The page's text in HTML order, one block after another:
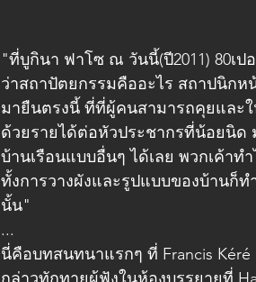
"ที่บูกินา ฟาโซ ณ วันนี้(ปี2011) 80เ
ว่าสถาปัตยกรรมคืออะไร สถาปนิก
มายืนตรงนี้ ที่ที่ผู้คนสามารถคุยและ
ด้วยรายได้ต่อหัวประชากรที่น้อยนิด
บ้านเรือนแบบอื่นๆ ได้เลย พวกเค้าท
ทั้งการวางผังและรูปแบบของบ้านก็
นั้น"
...
นี่คือบทสนทนาแรกๆ ที่ Francis Kéré